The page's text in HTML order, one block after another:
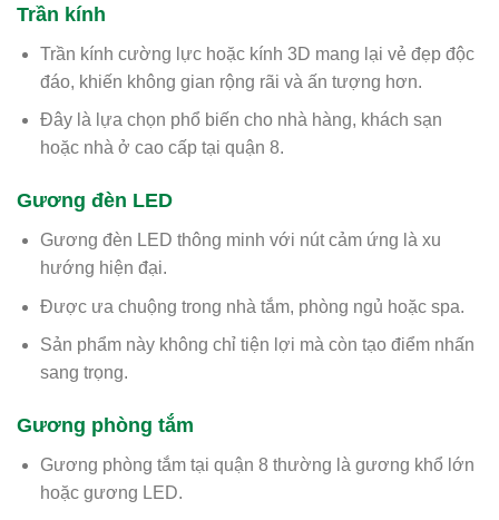
Trần kính
Trần kính cường lực hoặc kính 3D mang lại vẻ đẹp độc
đáo, khiến không gian rộng rãi và ấn tượng hơn.
Đây là lựa chọn phổ biến cho nhà hàng, khách sạn
hoặc nhà ở cao cấp tại quận 8.
Gương đèn LED
Gương đèn LED thông minh với nút cảm ứng là xu
hướng hiện đại.
Được ưa chuộng trong nhà tắm, phòng ngủ hoặc spa.
Sản phẩm này không chỉ tiện lợi mà còn tạo điểm nhấn
sang trọng.
Gương phòng tắm
Gương phòng tắm tại quận 8 thường là gương khổ lớn
hoặc gương LED.